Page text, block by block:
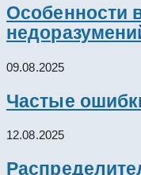
Особенности
09.08.2025
Частые
12.08.2025